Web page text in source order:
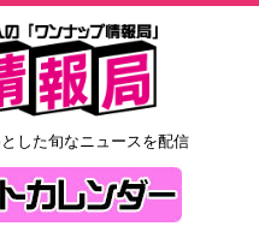
した旬なニュースを配信